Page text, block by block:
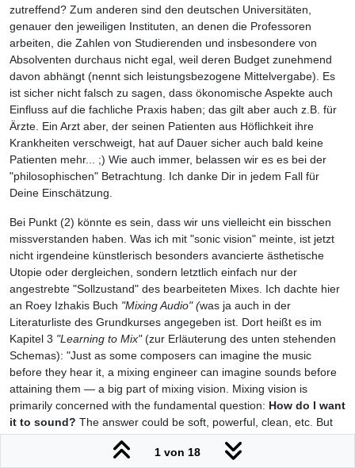
zutreffend? Zum anderen sind den deutschen Universitäten,
genauer den jeweiligen Instituten, an denen die Professoren
arbeiten, die Zahlen von Studierenden und insbesondere von
Absolventen durchaus nicht egal, weil deren Budget zunehmend
davon abhängt (nennt sich leistungsbezogene Mittelvergabe). Es
ist sicher nicht falsch zu sagen, dass ökonomische Aspekte auch
Einfluss auf die fachliche Praxis haben; das gilt aber auch z.B. für
Ärzte. Ein Arzt aber, der seinen Patienten aus Höflichkeit ihre
Krankheiten verschweigt, hat auf Dauer sicher auch bald keine
Patienten mehr... ;) Wie auch immer, belassen wir es es bei der
"philosophischen" Betrachtung. Ich danke Dir in jedem Fall für
Deine Einschätzung.
Bei Punkt (2) könnte es sein, dass wir uns vielleicht ein bisschen
missverstanden haben. Was ich mit "sonic vision" meinte, ist jetzt
nicht irgendeine künstlerisch besonders avancierte ästhetische
Utopie oder dergleichen, sondern letztlich einfach nur der
angestrebte "Sollzustand" des bearbeiteten Mixes. Ich dachte hier
an Roey Izhakis Buch "Mixing Audio" (was ja auch in der
Literaturliste des Grundkurses angegeben ist. Dort heißt es im
Kapitel 3 "Learning to Mix"(zur Erläuterung des unten stehenden
Schemas): "Just as some composers can imagine the music
before they hear it, a mixing engineer can imagine sounds before
attaining them — a big part of mixing vision. Mixing vision is
primarily concerned with the fundamental question: How do I want
it to sound? The answer could be soft, powerful, clean, etc. But
mixing vision cannot be deﬁned by words alone—it is a sonic
visualization, which later manifests through the process of mixing."
1 von 18